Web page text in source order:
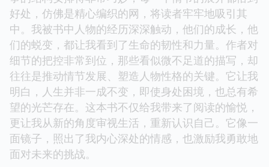
好处，仿佛是精心编织的网，将读者牢牢地吸引其
中。我被书中人物的经历深深触动，他们的成长，他
们的蜕变，都让我看到了生命的韧性和力量。作者对
细节的把控非常到位，那些看似微不足道的描写，却
往往是推动情节发展、塑造人物性格的关键。它让我
明白，人生并非一成不变，即使身处困境，也总有希
望的光芒存在。这本书不仅给我带来了阅读的愉悦，
更让我从新的角度审视生活，重新认识自己。它像一
面镜子，照出了我内心深处的情感，也激励我勇敢地
面对未来的挑战。